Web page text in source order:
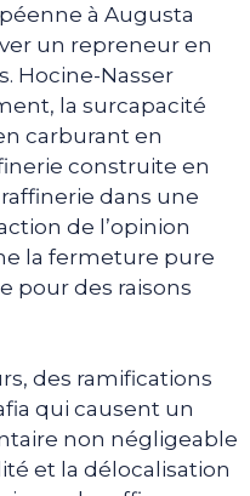
à Augusta
un repreneur en
Hocine-Nasser
la surcapacité
carburant en
construite en
dans une
de l’opinion
la fermeture pure
pour des raisons
des ramifications
qui causent un
non négligeable
et la délocalisation